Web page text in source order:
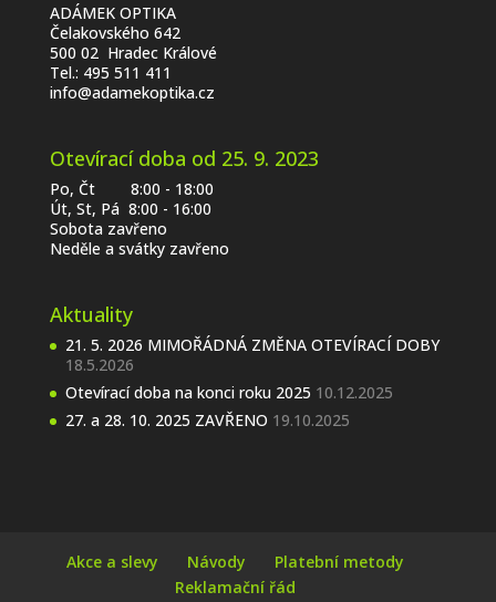
ADÁMEK OPTIKA
Čelakovského 642
500 02 Hradec Králové
Tel.: 495 511 411
info@adamekoptika.cz
Otevírací doba od 25. 9. 2023
Po, Čt 8:00 - 18:00
Út, St, Pá 8:00 - 16:00
Sobota zavřeno
Neděle a svátky zavřeno
Aktuality
21. 5. 2026 MIMOŘÁDNÁ ZMĚNA OTEVÍRACÍ DOBY
18.5.2026
Otevírací doba na konci roku 2025 10.12.2025
27. a 28. 10. 2025 ZAVŘENO 19.10.2025
Akce a slevy Návody
Platební metody
Reklamační řád